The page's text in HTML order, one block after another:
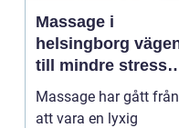
Massage i
helsingborg vägen
till mindre stress
och mer
välmående
Massage har gått från
att vara en lyxig